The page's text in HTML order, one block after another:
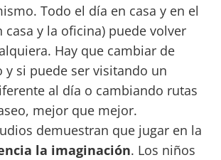
Todo el día en casa y en el
casa y la oficina) puede volver
Hay que cambiar de
y si puede ser visitando un
al día o cambiando rutas
mejor que mejor.
demuestran que jugar en la
la imaginación. Los niños